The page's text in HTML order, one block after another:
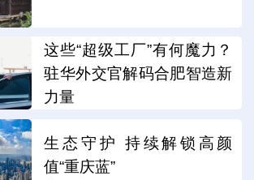
这些“超级工厂”有何魔力？
驻华外交官解码合肥智造新
力量
生态守护 持续解锁高颜
值“重庆蓝”